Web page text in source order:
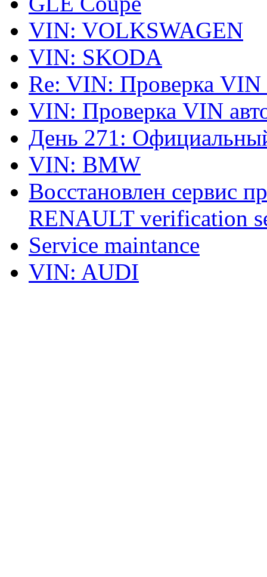
VIN: VOLKSWAGEN
VIN: SKODA
Re: VIN: Проверка VIN
VIN: Проверка VIN
День 271:
VIN: BMW
Восстановлен сервис
RENAULT verification
Service maintance
VIN: AUDI